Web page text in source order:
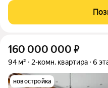
с 3-мя гардеробными -
это в самом центре Москвы!
160 000 000 ₽
94 м² 2-комн. квартира 6
новостройка